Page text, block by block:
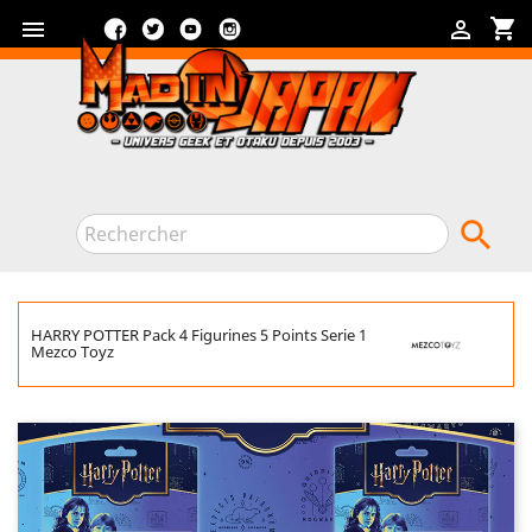
 shopping_cart

FacebookTwitterYouTube

HARRY POTTER Pack 4 Figurines 5 Points Serie 1
Mezco Toyz